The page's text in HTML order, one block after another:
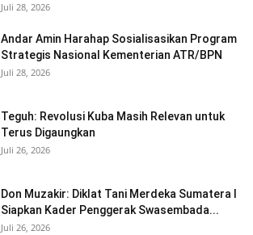
Juli 28, 2026
Andar Amin Harahap Sosialisasikan Program
Strategis Nasional Kementerian ATR/BPN
Juli 28, 2026
Teguh: Revolusi Kuba Masih Relevan untuk
Terus Digaungkan
Juli 26, 2026
Don Muzakir: Diklat Tani Merdeka Sumatera I
Siapkan Kader Penggerak Swasembada...
Juli 26, 2026